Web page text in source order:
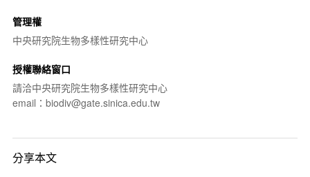
管理權
中央研究院生物多樣性研究中心
授權聯絡窗口
請洽中央研究院生物多樣性研究中心
email：biodiv@gate.sinica.edu.tw
分享本文